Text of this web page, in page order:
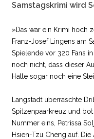
Samstagskrimi wird
»Das war ein Krimi hoch
Franz-Josef Lingens am
Spielende vor 320 Fans
noch nicht, dass dieser
Halle sogar noch eine
Langstadt überraschte
Spitzenpaarkreuz und
Nummer eins, Petrissa
Hsien-Tzu Cheng auf.